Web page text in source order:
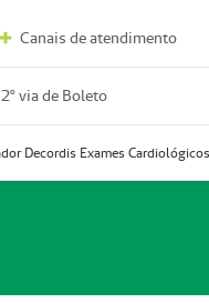
Canais de atendimento
2º via de Boleto